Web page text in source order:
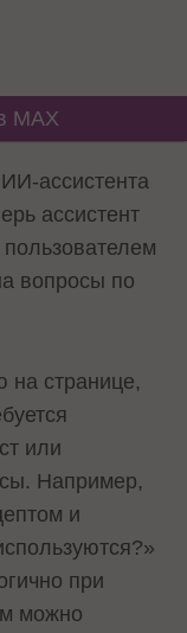
MAX
ассистент
вопросы по
на странице,
или
Например,
и
при
можно